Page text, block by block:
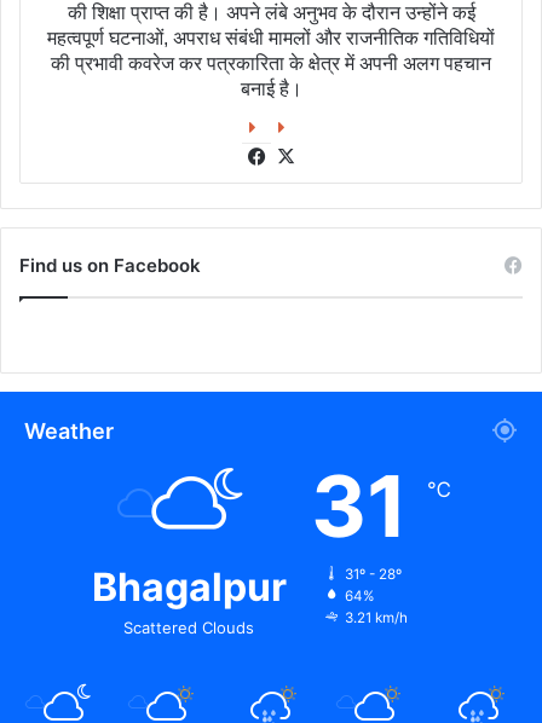
की शिक्षा प्राप्त की है। अपने लंबे अनुभव के दौरान उन्होंने कई
महत्वपूर्ण घटनाओं, अपराध संबंधी मामलों और राजनीतिक गतिविधियों
की प्रभावी कवरेज कर पत्रकारिता के क्षेत्र में अपनी अलग पहचान
बनाई है।
Facebook
Find us on Facebook
Weather
Bhagalpur
Scattered Clouds
31 ℃
31º - 28º
64%
3.21 km/h